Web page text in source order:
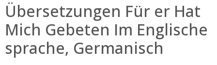
Übersetzungen Für er Hat
Mich Gebeten Im Englische
sprache, Germanisch